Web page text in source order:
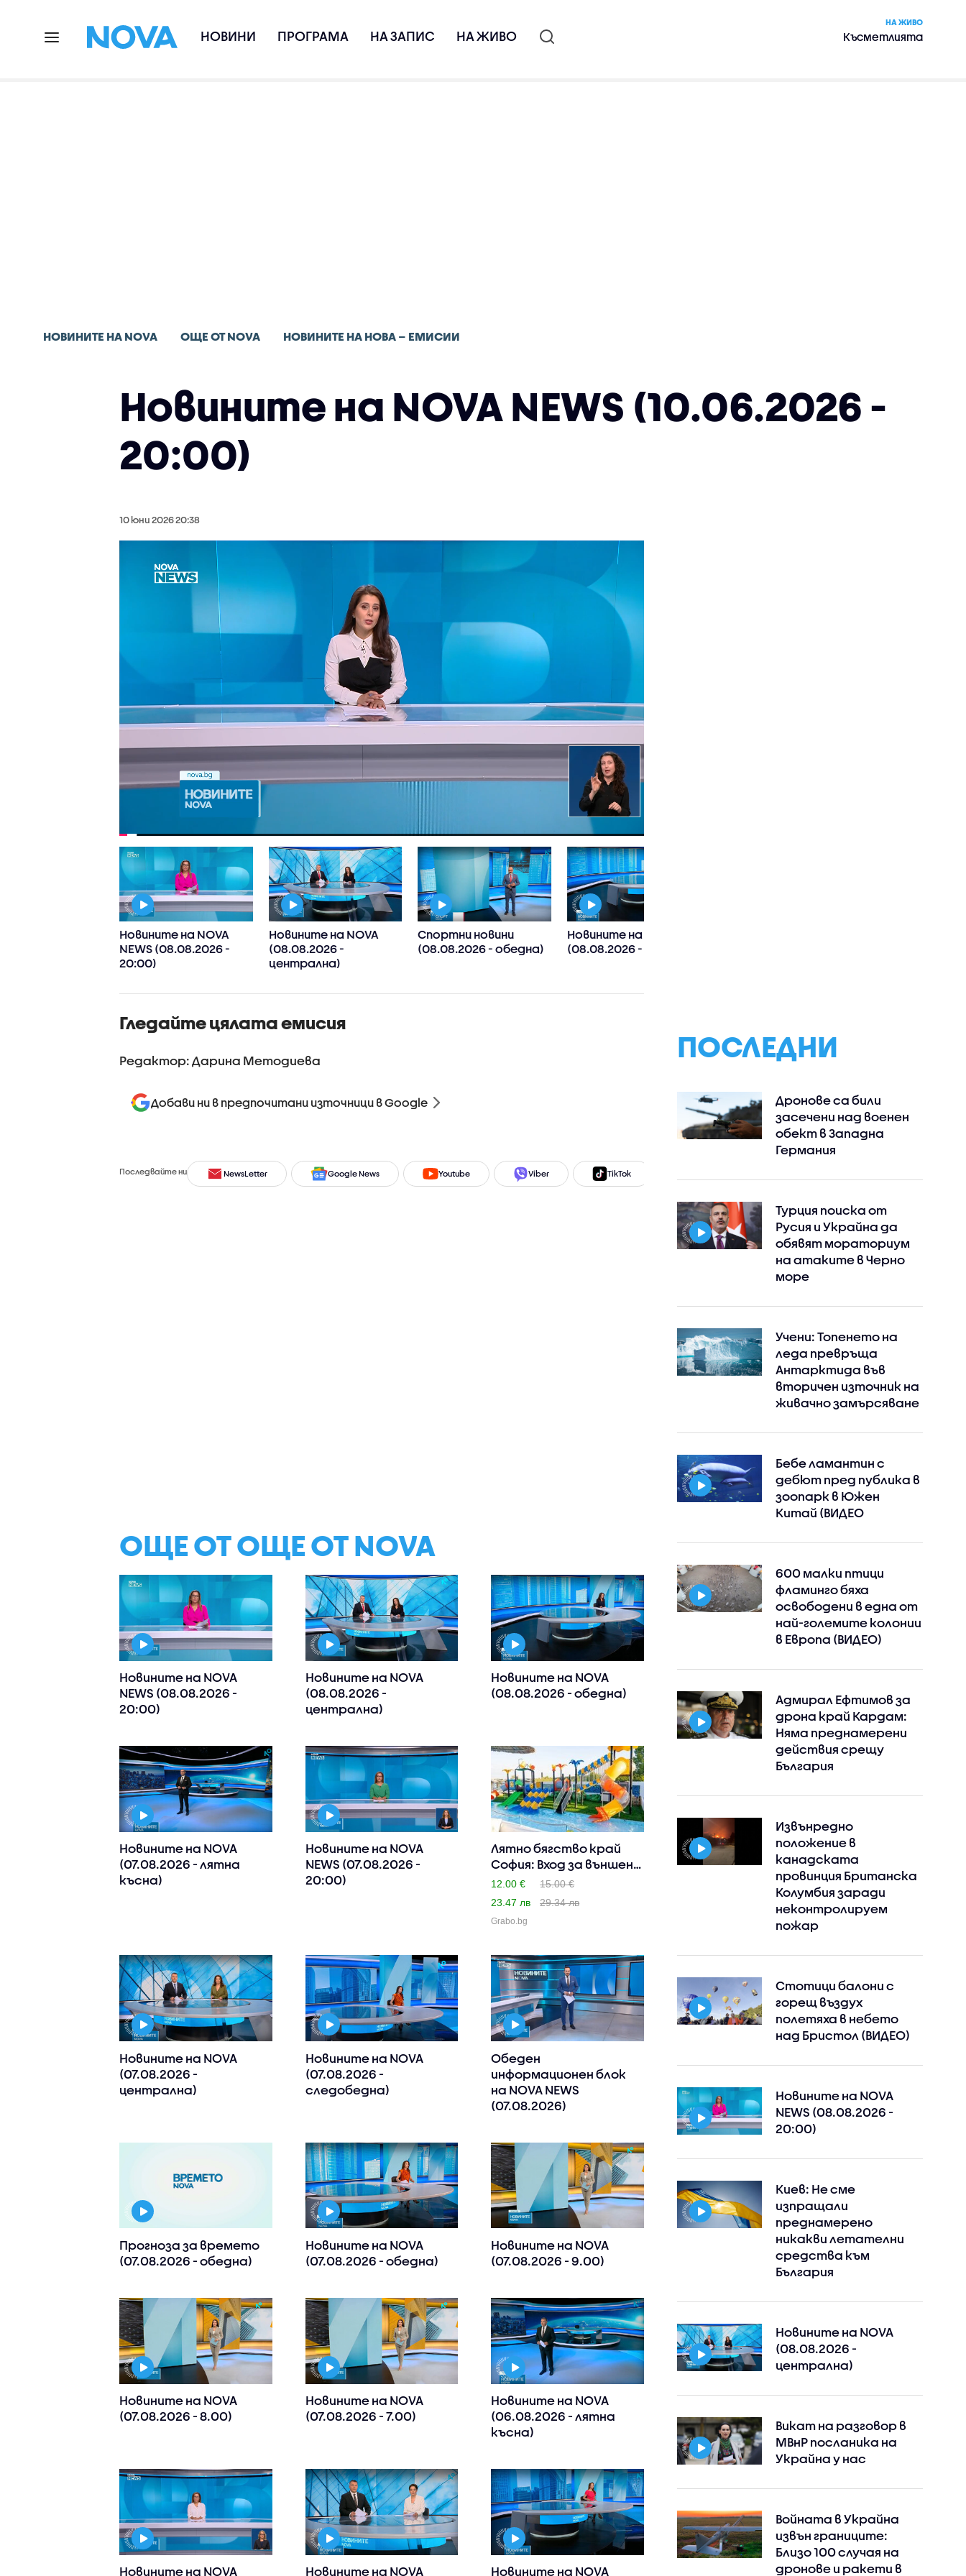
НОВИНИ ПРОГРАМА НА ЗАПИС НА ЖИВО
НА ЖИВО
Късметлията
НОВИНИТЕ НА NOVA ОЩЕ ОТ NOVA НОВИНИТЕ НА НОВА – ЕМИСИИ
Новините на NOVA NEWS (10.06.2026 -
20:00)
10 юни 2026 20:38
Новините на NOVA
NEWS (08.08.2026 -
20:00)
Новините на NOVA
(08.08.2026 -
централна)
Спортни новини
(08.08.2026 - обедна)
Новините на NOVA
(08.08.2026 - обедна)
Гледайте цялата емисия
Редактор: Дарина Методиева
Добави ни в предпочитани източници в Google
Последвайте ни NewsLetter Google News Youtube Viber TikTok
ОЩЕ ОТ ОЩЕ ОТ NOVA
Новините на NOVA
NEWS (08.08.2026 -
20:00)
Новините на NOVA
(08.08.2026 -
централна)
Новините на NOVA
(08.08.2026 - обедна)
Новините на NOVA
(07.08.2026 - лятна
късна)
Новините на NOVA
NEWS (07.08.2026 -
20:00)
Лятно бягство край
София: Вход за външен
бас..
12.00 €
15.00 €
23.47 лв
29.34 лв
Grabo.bg
Новините на NOVA
(07.08.2026 -
централна)
Новините на NOVA
(07.08.2026 -
следобедна)
Обеден
информационен блок
на NOVA NEWS
(07.08.2026)
Прогноза за времето
(07.08.2026 - обедна)
Новините на NOVA
(07.08.2026 - обедна)
Новините на NOVA
(07.08.2026 - 9.00)
Новините на NOVA
(07.08.2026 - 8.00)
Новините на NOVA
(07.08.2026 - 7.00)
Новините на NOVA
(06.08.2026 - лятна
късна)
Новините на NOVA Новините на NOVA Новините на NOVA
ПОСЛЕДНИ
Дронове са били
засечени над военен
обект в Западна
Германия
Турция поиска от
Русия и Украйна да
обявят мораториум
на атаките в Черно
море
Учени: Топенето на
леда превръща
Антарктида във
вторичен източник на
живачно замърсяване
Бебе ламантин с
дебют пред публика в
зоопарк в Южен
Китай (ВИДЕО
600 малки птици
фламинго бяха
освободени в една от
най-големите колонии
в Европа (ВИДЕО)
Адмирал Ефтимов за
дрона край Кардам:
Няма преднамерени
действия срещу
България
Извънредно
положение в
канадската
провинция Британска
Колумбия заради
неконтролируем
пожар
Стотици балони с
горещ въздух
полетяха в небето
над Бристол (ВИДЕО)
Новините на NOVA
NEWS (08.08.2026 -
20:00)
Киев: Не сме
изпращали
преднамерено
никакви летателни
средства към
България
Новините на NOVA
(08.08.2026 -
централна)
Викат на разговор в
МВнР посланика на
Украйна у нас
Войната в Украйна
извън границите:
Близо 100 случая на
дронове и ракети в